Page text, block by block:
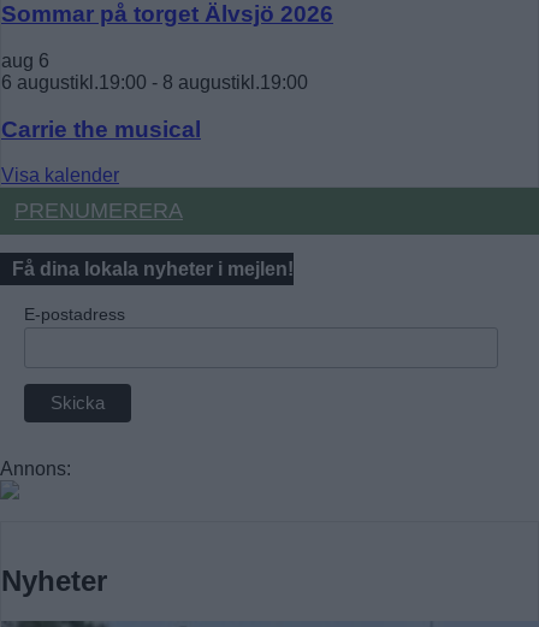
Sommar på torget Älvsjö 2026
aug 6
6 augustikl.19:00 - 8 augustikl.19:00
Carrie the musical
Visa kalender
PRENUMERERA
Få dina lokala nyheter i mejlen!
E-postadress
Annons:
Nyheter